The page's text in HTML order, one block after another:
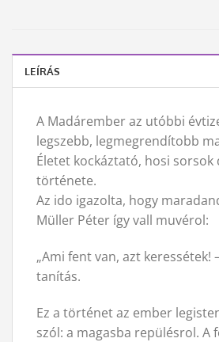
LEÍRÁS
A Madárember az utóbbi
legszebb, legmegrendítobb
Életet kockáztató, hosi sorsok
története.
Az ido igazolta, hogy
Müller Péter így vall muvérol:
„Ami fent van, azt keressétek!
tanítás.
Ez a történet az ember
szól: a magasba repülésrol. A